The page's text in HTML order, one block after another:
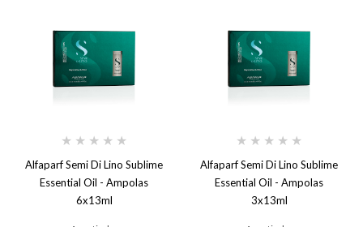
★ ★ ★ ★ ★
Alfaparf Semi Di Lino Sublime
Essential Oil - Ampolas
6x13ml
★ ★ ★ ★ ★
Alfaparf Semi Di Lino Sublime
Essential Oil - Ampolas
3x13ml